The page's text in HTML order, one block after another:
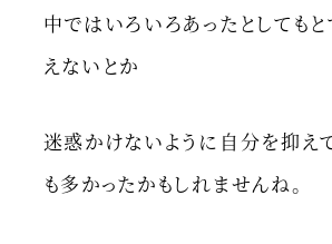
中ではいろいろあったとしてもと
えないとか
迷惑かけないように自分を抑え
も多かったかもしれませんね。